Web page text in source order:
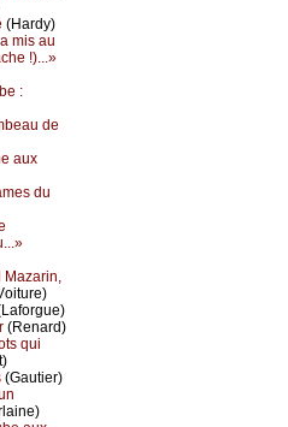
(Hаrdу)
mis аu
!)...»
:
dе
аuх
du
Μаzаrin,
(Rеnаrd)
qui
(Gаutiеr)